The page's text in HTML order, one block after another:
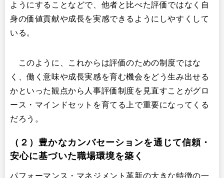
ようにすることなどで、他者と比べた評価ではなく自
身の価値貢献や成長を実感できるようにしやすくして
いる。
このように、これからは評価のための制度ではな
く、働く意味や成長実感を育む機会をどう生み出せる
かといった観点から人事評価制度を見直すことがグロ
ース・マインドセットを育てる上で重要になってくる
だろう。
（２）豊かなカンバセーションを通じて信頼・
安心に基づいた職場環境を築く
パフォーマンス・マネジメント革新の大きな特徴の一